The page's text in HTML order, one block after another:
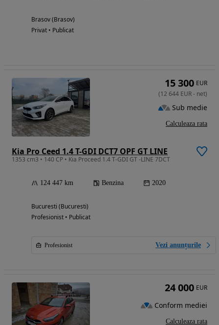
Brasov (Brasov)
Privat • Publicat
Kia Pro Ceed 1.4 T-GDI DCT7 OPF GT LINE
1353 cm3 • 140 CP • Kia Proceed 1.4 T-GDI GT -LINE 7DCT
124 447 km Benzina 2020
Bucuresti (Bucuresti)
Profesionist • Publicat
Profesionist Vezi anunțurile
15 300 EUR
(12 644 EUR- net)
Sub medie
Calculeaza rata
24 000 EUR
Conform mediei
Calculeaza rata